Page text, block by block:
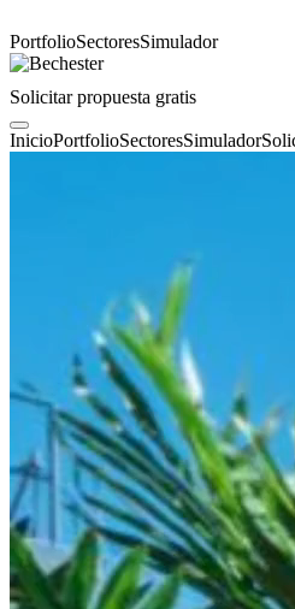
PortfolioSectoresSimulador
Solicitar propuesta gratis
InicioPortfolioSectoresSimulador